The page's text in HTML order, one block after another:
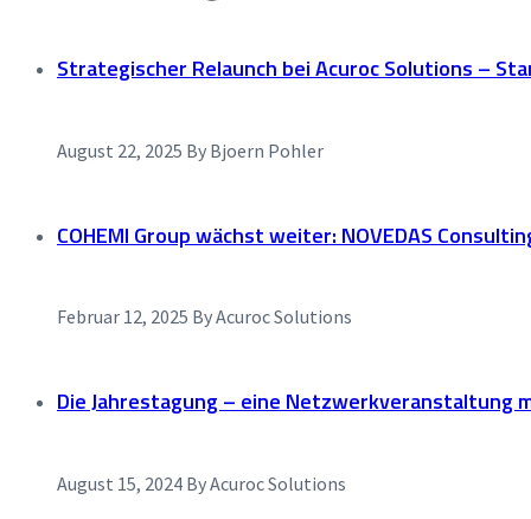
Strategischer Relaunch bei Acuroc Solutions –
August 22, 2025 By Bjoern Pohler
COHEMI Group wächst weiter: NOVEDAS
Februar 12, 2025 By Acuroc Solutions
Die Jahrestagung – eine Netzwerkveranstaltung
August 15, 2024 By Acuroc Solutions